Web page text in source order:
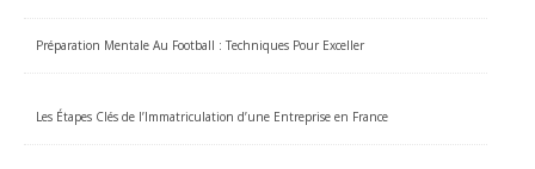
Préparation Mentale Au Football : Techniques Pour Exceller
Les Étapes Clés de l’Immatriculation d’une Entreprise en France